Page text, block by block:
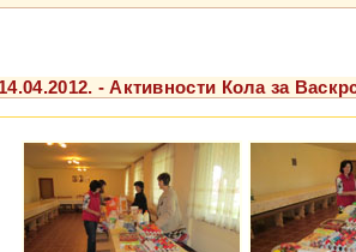
14.04.2012. - Активности Кола за